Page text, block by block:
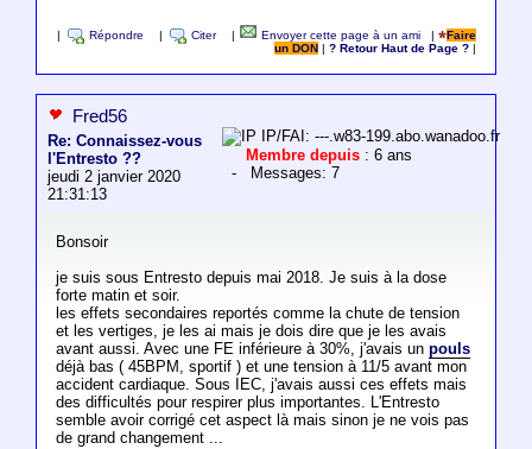
Répondre Citer Envoyer cette page à un ami |
Faire
un DON
|? Retour Haut de Page ?
Fred56
Re: Connaissez-vous
l'Entresto ??
jeudi 2 janvier 2020
21:31:13
IP/FAI: ---.w83-199.abo.wanadoo.fr
Membre depuis : 6 ans
- Messages: 7
Bonsoir
je suis sous Entresto depuis mai 2018. Je suis à la dose
forte matin et soir.
les effets secondaires reportés comme la chute de tension
et les vertiges, je les ai mais je dois dire que je les avais
avant aussi. Avec une FE inférieure à 30%, j'avais un pouls
déjà bas ( 45BPM, sportif ) et une tension à 11/5 avant mon
accident cardiaque. Sous IEC, j'avais aussi ces effets mais
des difficultés pour respirer plus importantes. L'Entresto
semble avoir corrigé cet aspect là mais sinon je ne vois pas
de grand changement ...